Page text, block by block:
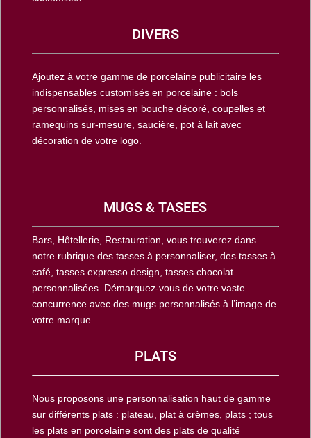
DIVERS
Ajoutez à votre gamme de porcelaine publicitaire les
indispensables customisés en porcelaine : bols
personnalisés, mises en bouche décoré, coupelles et
ramequins sur-mesure, saucière, pot à lait avec
décoration de votre logo.
MUGS & TASEES
Bars, Hôtellerie, Restauration, vous trouverez dans
notre rubrique des tasses à personnaliser, des tasses à
café, tasses expresso design, tasses chocolat
personnalisées. Démarquez-vous de votre vaste
concurrence avec des mugs personnalisés à l’image de
votre marque.
PLATS
Nous proposons une personnalisation haut de gamme
sur différents plats : plateau, plat à crèmes, plats ; tous
les plats en porcelaine sont des plats de qualité